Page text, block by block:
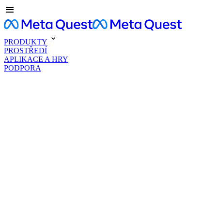
PRODUKTY
PROSTŘEDÍ
APLIKACE A HRY
PODPORA